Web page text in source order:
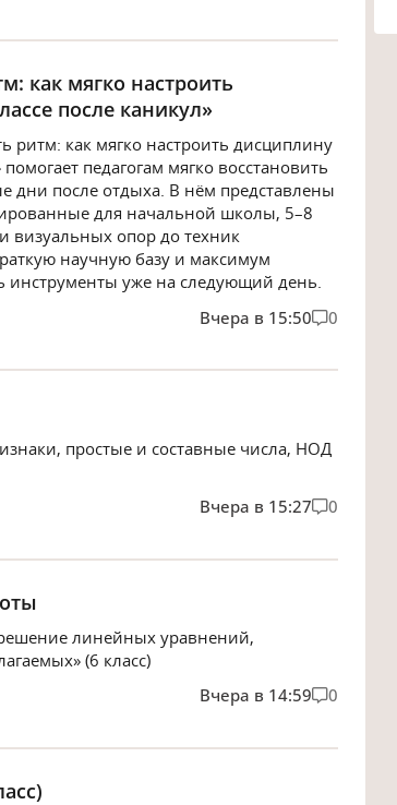
как мягко настроить
после каникул»
ритм: как мягко настроить дисциплину
педагогам мягко восстановить
после отдыха. В нём представлены
для начальной школы, 5–8
визуальных опор до техник
научную базу и максимум
инструменты уже на следующий день.
Вчера в 15:50 0
простые и составные числа, НОД
Вчера в 15:27 0
линейных уравнений,
(6 класс)
Вчера в 14:59 0